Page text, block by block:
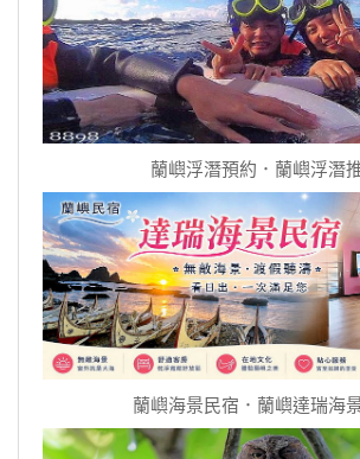
蘭嶼浮潛預約．蘭嶼浮潛
蘭嶼海景民宿．蘭嶼達瑞海